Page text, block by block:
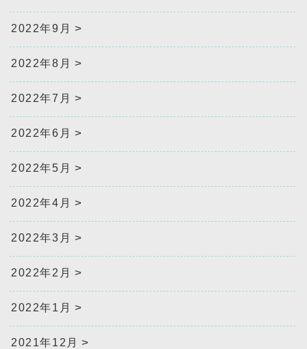
2022年9月
2022年8月
2022年7月
2022年6月
2022年5月
2022年4月
2022年3月
2022年2月
2022年1月
2021年12月